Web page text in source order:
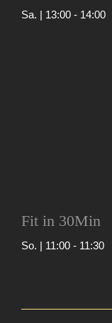
Sa. | 13:00 - 14:00
Fit in 30Min
So. | 11:00 - 11:30